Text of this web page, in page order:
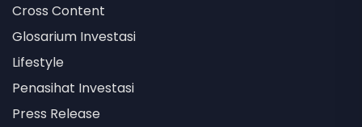
Cross Content
Glosarium Investasi
Lifestyle
Penasihat Investasi
Press Release